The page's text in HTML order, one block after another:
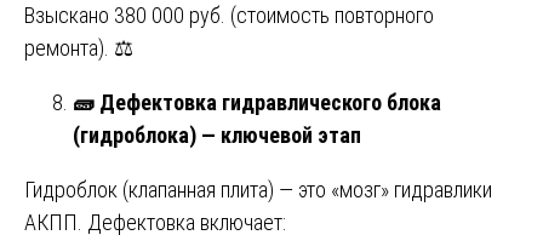
Взыскано 380 000 руб. (стоимость повторного
ремонта). ⚖️
🧱 Дефектовка гидравлического блока
(гидроблока) — ключевой этап
Гидроблок (клапанная плита) — это «мозг» гидравлики
АКПП. Дефектовка включает: